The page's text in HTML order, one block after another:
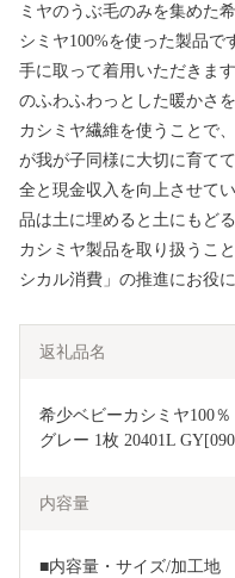
ミヤのうぶ毛のみを集めた
シミヤ100%を使った製品で
手に取って着用いただきま
のふわふわっとした暖かさ
カシミヤ繊維を使うことで
が我が子同様に大切に育て
全と現金収入を向上させて
品は土に埋めると土にもど
カシミヤ製品を取り扱うこ
シカル消費」の推進にお役
返礼品名
希少ベビーカシミヤ100
グレー 1枚 20401L
内容量
■内容量・サイズ/加工地